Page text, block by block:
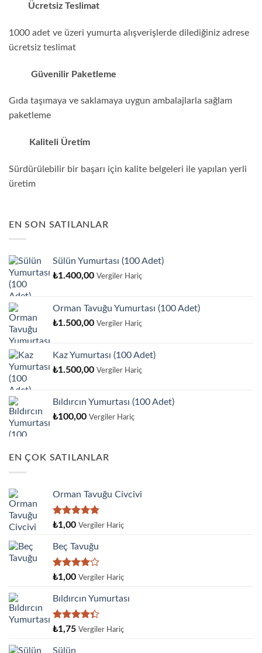
Ücretsiz Teslimat
1000 adet ve üzeri yumurta alışverişlerde dilediğiniz adrese
ücretsiz teslimat
Güvenilir Paketleme
Gıda taşımaya ve saklamaya uygun ambalajlarla sağlam
paketleme
Kaliteli Üretim
Sürdürülebilir bir başarı için kalite belgeleri ile yapılan yerli
üretim
EN SON SATILANLAR
Sülün Yumurtası (100 Adet)
₺1.400,00 Vergiler Hariç
Orman Tavuğu Yumurtası (100 Adet)
₺1.500,00 Vergiler Hariç
Kaz Yumurtası (100 Adet)
₺1.500,00 Vergiler Hariç
Bıldırcın Yumurtası (100 Adet)
₺100,00 Vergiler Hariç
EN ÇOK SATILANLAR
Orman Tavuğu Civcivi
5 üzerinden
aldı
₺1,00 Vergiler Hariç
Beç Tavuğu
5
4.00
aldı
₺1,00 Vergiler Hariç
Bıldırcın Yumurtası
5
4.33oy
₺1,75 Vergiler Hariç
Sülün